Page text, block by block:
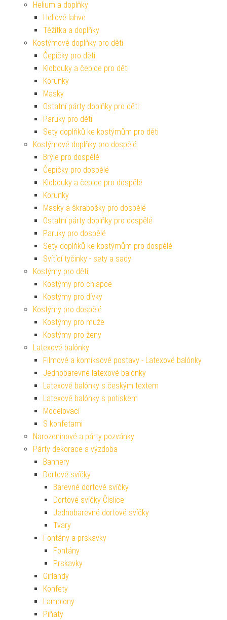
Helium a doplňky
Heliové lahve
Těžítka a doplňky
Kostýmové doplňky pro děti
Čepičky pro děti
Klobouky a čepice pro děti
Korunky
Masky
Ostatní párty doplňky pro děti
Paruky pro děti
Sety doplňků ke kostýmům pro děti
Kostýmové doplňky pro dospělé
Brýle pro dospělé
Čepičky pro dospělé
Klobouky a čepice pro dospělé
Korunky
Masky a škrabošky pro dospělé
Ostatní párty doplňky pro dospělé
Paruky pro dospělé
Sety doplňků ke kostýmům pro dospělé
Svítící tyčinky - sety a sady
Kostýmy pro děti
Kostýmy pro chlapce
Kostýmy pro dívky
Kostýmy pro dospělé
Kostýmy pro muže
Kostýmy pro ženy
Latexové balónky
Filmové a komiksové postavy - Latexové balónky
Jednobarevné latexové balónky
Latexové balónky s českým textem
Latexové balónky s potiskem
Modelovací
S konfetami
Narozeninové a párty pozvánky
Párty dekorace a výzdoba
Bannery
Dortové svíčky
Barevné dortové svíčky
Dortové svíčky Číslice
Jednobarevné dortové svíčky
Tvary
Fontány a prskavky
Fontány
Prskavky
Girlandy
Konfety
Lampiony
Piňaty